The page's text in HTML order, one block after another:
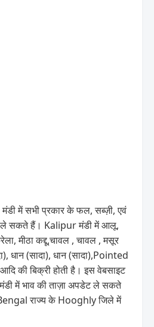
में सभी प्रकार के फल, सब्ज़ी, एवं
ले सकते हैं। Kalipur मंडी में आलू,
मीठा कद्दू,चावल , चावल , मसूर
धान (सादा), धान (सादा),Pointed
की बिक्री होती है। इस वेबसाइट
में भाव की ताज़ा अपडेट ले सकते
राज्य के Hooghly जिले में